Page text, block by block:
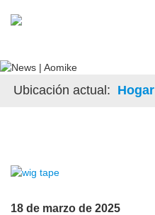
Ubicación actual: Hogar
18 de marzo de 2025